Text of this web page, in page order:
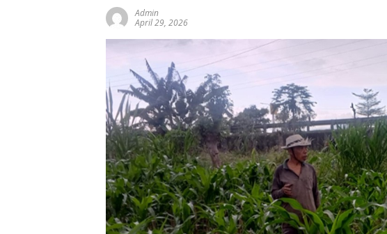
Admin
April 29, 2026